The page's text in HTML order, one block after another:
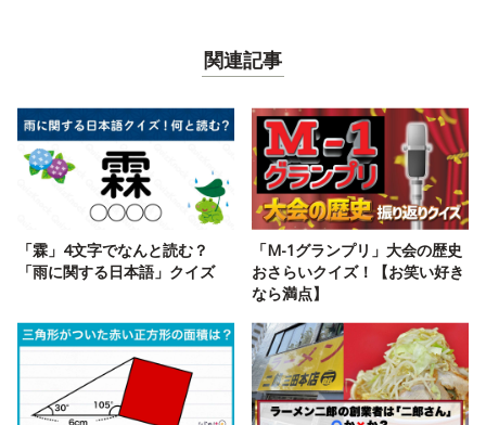
関連記事
「霖」4文字でなんと読む？
「雨に関する日本語」クイズ
「M-1グランプリ」大会の歴史
おさらいクイズ！【お笑い好き
なら満点】